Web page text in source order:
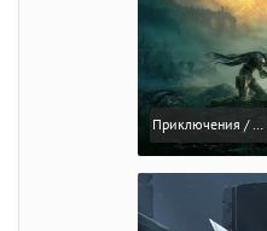
Приключения / Экшен / Ролевые